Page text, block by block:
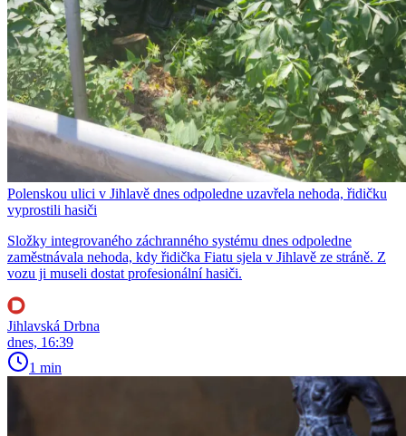
Polenskou ulici v Jihlavě dnes odpoledne uzavřela nehoda, řidičku
vyprostili hasiči
Složky integrovaného záchranného systému dnes odpoledne
zaměstnávala nehoda, kdy řidička Fiatu sjela v Jihlavě ze stráně. Z
vozu ji museli dostat profesionální hasiči.
Jihlavská Drbna
dnes, 16:39
1 min